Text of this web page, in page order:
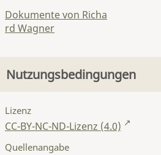
Dokumente von Richa
rd Wagner
Nutzungsbedingungen
Lizenz
CC-BY-NC-ND-Lizenz (4.0)
Quellenangabe